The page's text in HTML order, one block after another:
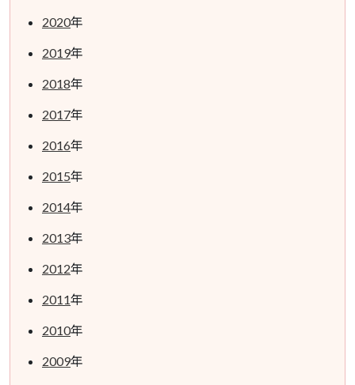
2020年
2019年
2018年
2017年
2016年
2015年
2014年
2013年
2012年
2011年
2010年
2009年